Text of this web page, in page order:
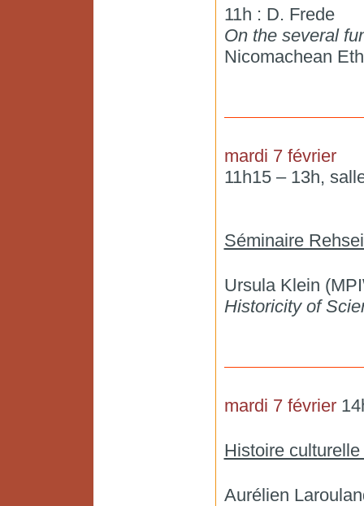
11h : D. Frede
On the several
Nicomachean
mardi 7 février
11h15 – 13h,
Séminaire
Ursula Klein
Historicity of
mardi 7 février
Histoire
Aurélien